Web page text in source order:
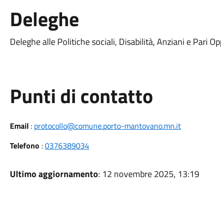
Deleghe
Deleghe alle Politiche sociali, Disabilità, Anziani e Pari
Punti di contatto
Email: protocollo@comune.porto-mantovano.mn.it
Telefono :0376389034
Ultimo aggiornamento: 12 novembre 2025, 13:19